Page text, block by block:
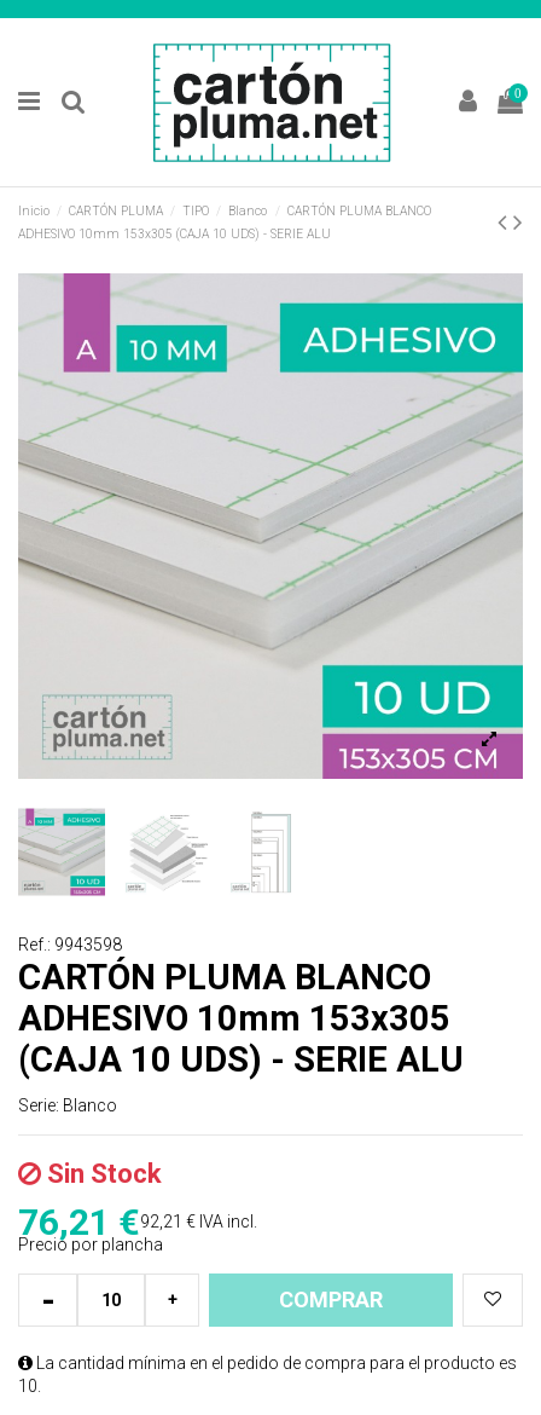
0
Inicio CARTÓN PLUMA TIPO Blanco
CARTÓN PLUMA BLANCO
ADHESIVO 10mm 153x305 (CAJA 10 UDS) - SERIE ALU
Ref.: 9943598
CARTÓN PLUMA BLANCO
ADHESIVO 10mm 153x305
(CAJA 10 UDS) - SERIE ALU
Serie: Blanco
Sin Stock
76,21 €92,21 € IVA incl.
Precio por plancha
+
- COMPRAR
La cantidad mínima en el pedido de compra para el producto es
10.